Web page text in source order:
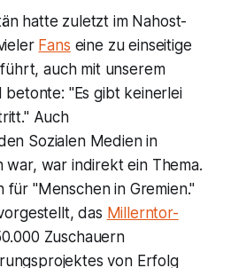
hatte zuletzt im Nahost-
Fans eine zu einseitige
auch mit unserem
betonte: "Es gibt keinerlei
Auch
Sozialen Medien in
war indirekt ein Thema.
"Menschen in Gremien."
das Millerntor-
Zuschauern
von Erfolg